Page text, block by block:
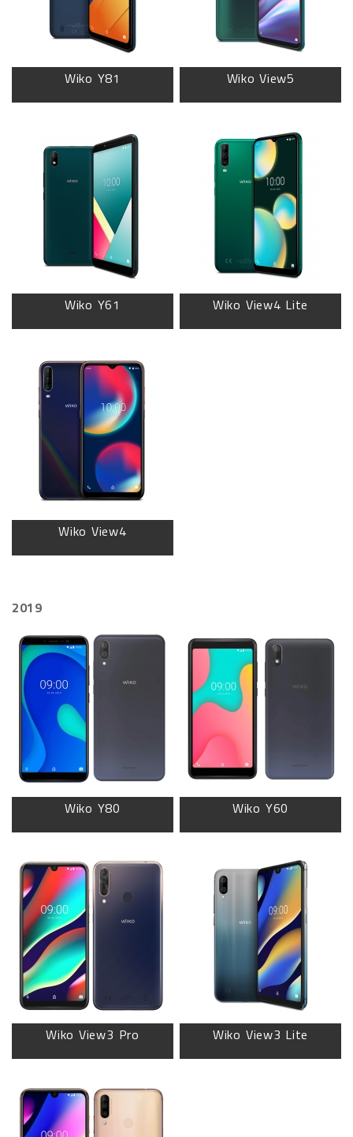
Wiko Y81 Wiko View5
Wiko Y61 Wiko View4 Lite
Wiko View4
2019
Wiko Y80 Wiko Y60
Wiko View3 Pro Wiko View3 Lite